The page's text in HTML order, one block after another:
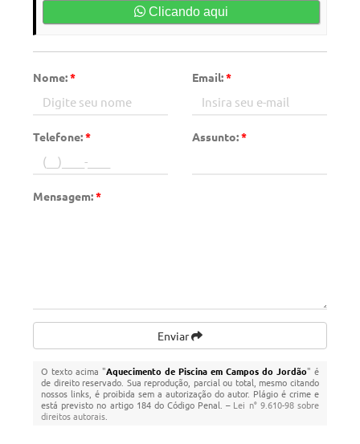
Clicando aqui
Nome:* Email:*
Telefone:* Assunto:*
Mensagem:*
Enviar
O texto acima "Aquecimento de Piscina em Campos do Jordão" é
de direito reservado. Sua reprodução, parcial ou total, mesmo citando
nossos links, é proibida sem a autorização do autor. Plágio é crime e
está previsto no artigo 184 do Código Penal. – Lei n° 9.610-98 sobre
direitos autorais